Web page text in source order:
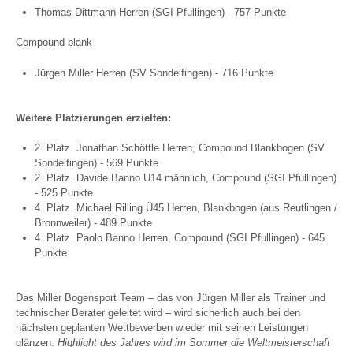
Thomas Dittmann Herren (SGI Pfullingen) - 757 Punkte
Compound blank
Jürgen Miller Herren (SV Sondelfingen) - 716 Punkte
Weitere Platzierungen erzielten:
2. Platz. Jonathan Schöttle Herren, Compound Blankbogen (SV
Sondelfingen) - 569 Punkte
2. Platz. Davide Banno U14 männlich, Compound (SGI Pfullingen)
- 525 Punkte
4. Platz. Michael Rilling Ü45 Herren, Blankbogen (aus Reutlingen /
Bronnweiler) - 489 Punkte
4. Platz. Paolo Banno Herren, Compound (SGI Pfullingen) - 645
Punkte
Das Miller Bogensport Team – das von Jürgen Miller als Trainer und
technischer Berater geleitet wird – wird sicherlich auch bei den
nächsten geplanten Wettbewerben wieder mit seinen Leistungen
glänzen. Highlight des Jahres wird im Sommer die Weltmeisterschaft